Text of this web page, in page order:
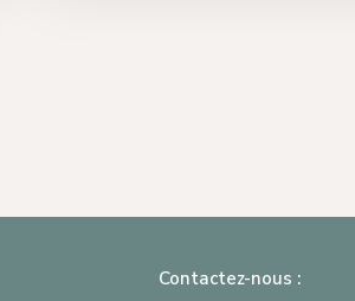
Contactez-nous :